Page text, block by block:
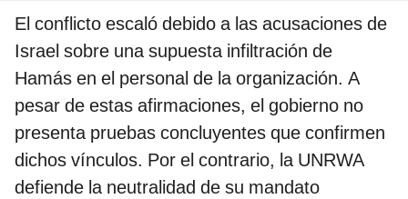
El conflicto escaló debido a las acusaciones de
Israel sobre una supuesta infiltración de
Hamás en el personal de la organización. A
pesar de estas afirmaciones, el gobierno no
presenta pruebas concluyentes que confirmen
dichos vínculos. Por el contrario, la UNRWA
defiende la neutralidad de su mandato